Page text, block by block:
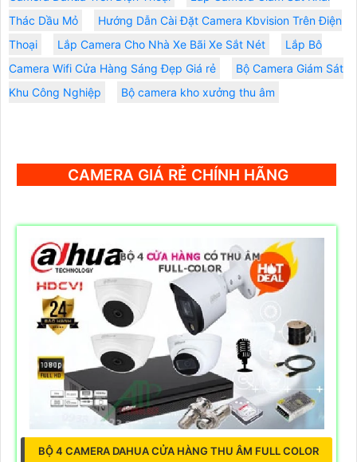
Thác Dầu Mỏ
Hướng Dẫn Cài Đặt Camera Kbvision Trên Điện
Thoại
Lắp Camera Cho Nhà Xe Bãi Xe Sắt Nét
Lắp Bô
Camera Wifi Cửa Hàng Sáng Đẹp Giá rẻ
Bộ Camera Giám Sát
Khu Công Nghiệp
Bộ camera kho xưởng thu âm
CAMERA GIÁ RẺ CHÍNH HÃNG
BỘ 4 CAMERA DAHUA CỬA HÀNG THU ÂM FULL COLOR